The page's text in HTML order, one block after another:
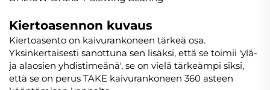
Kiertoasennon kuvaus
Kiertoasento on kaivurankoneen tärkeä osa.
Yksinkertaisesti sanottuna sen lisäksi, että se toimii 'ylä-
ja alaosien yhdistimeänä', se on vielä tärkeämpi siksi,
että se on perus TAKE kaivurankoneen 360 asteen